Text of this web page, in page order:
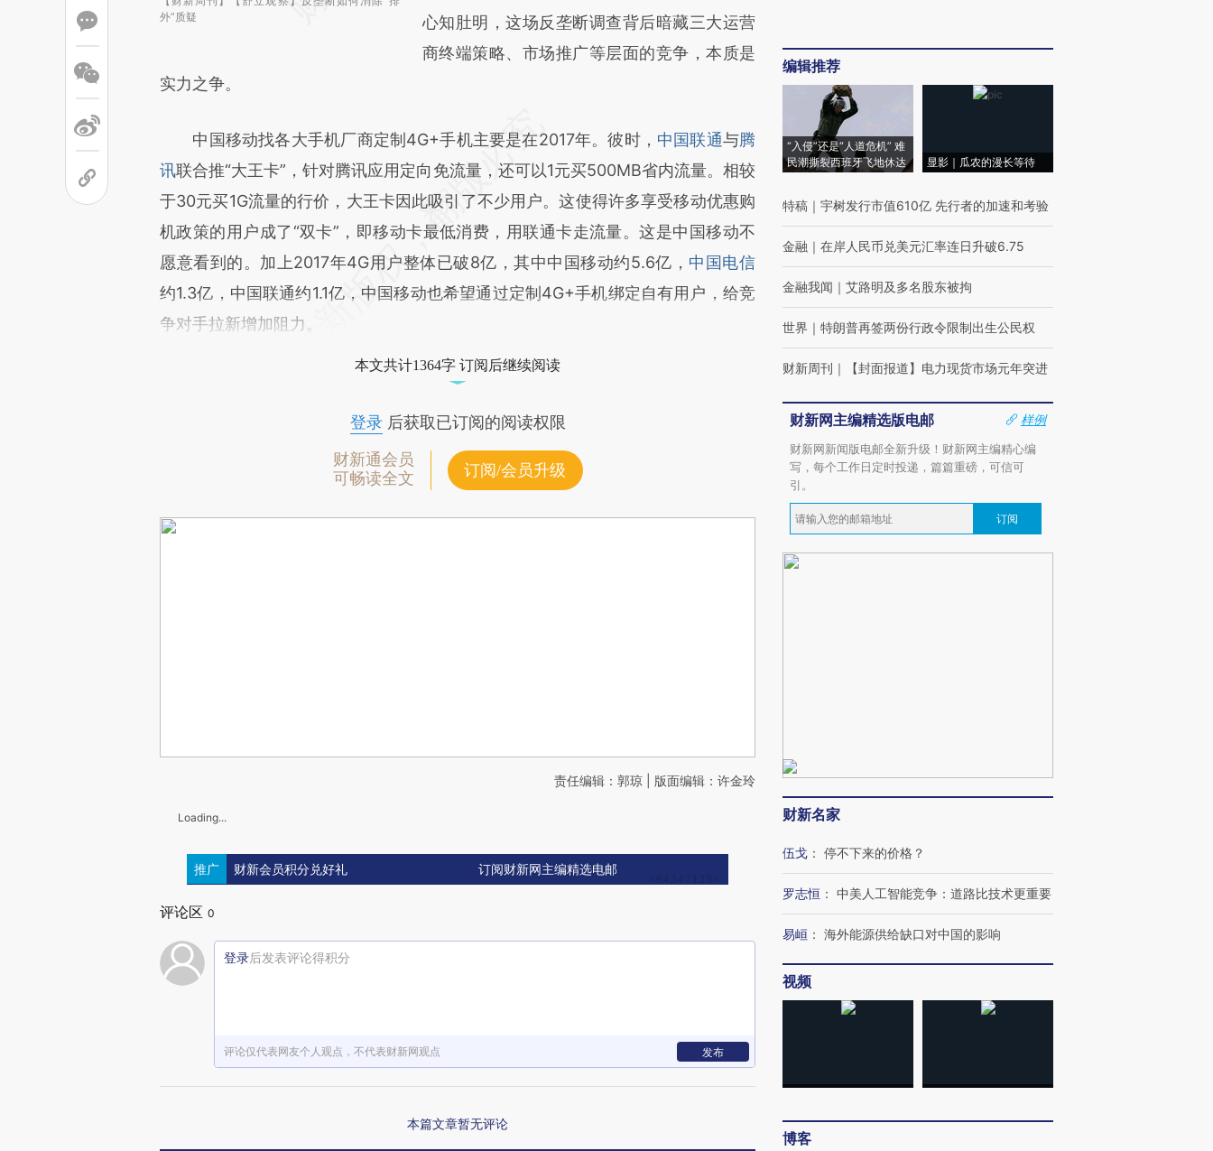
外”质疑
心知肚明，这场反垄断调查背后暗藏三大运营
商终端策略、市场推广等层面的竞争，本质是
实力之争。
中国移动找各大手机厂商定制4G+手机主要是在2017年。彼时， 中国联通与腾
讯联合推“大王卡”，针对腾讯应用定向免流量，还可以1元买500MB省内流量。相较
于30元买1G流量的行价，大王卡因此吸引了不少用户。这使得许多享受移动优惠购
机政策的用户成了“双卡”，即移动卡最低消费，用联通卡走流量。这是中国移动不
愿意看到的。加上2017年4G用户整体已破8亿，其中中国移动约5.6亿， 中国电信
约1.3亿，中国联通约1.1亿，中国移动也希望通过定制4G+手机绑定自有用户，给竞
争对手拉新增加阻力。
本文共计1364字 订阅后继续阅读
登录后获取已订阅的阅读权限
财新通会员
可畅读全文
订阅/会员升级
责任编辑：郭琼 | 版面编辑：许金玲
Loading...
推广 财新会员积分兑好礼 订阅财新网主编精选电邮
评论区 0
登录后发表评论得积分
评论仅代表网友个人观点，不代表财新网观点 发布
本篇文章暂无评论
编辑推荐
“入侵”还是“人道危机” 难
民潮撕裂西班牙飞地休达
显影｜瓜农的漫长等待
特稿 ｜ 宇树发行市值610亿 先行者的加速和考验
金融 ｜ 在岸人民币兑美元汇率连日升破6.75
金融我闻 ｜ 艾路明及多名股东被拘
世界 ｜ 特朗普再签两份行政令限制出生公民权
财新周刊 ｜ 【封面报道】电力现货市场元年突进
财新网主编精选版电邮
样例
财新网新闻版电邮全新升级！财新网主编精心编
写，每个工作日定时投递，篇篇重磅，可信可
引。
订阅
财新名家
伍戈 ： 停不下来的价格？
罗志恒 ： 中美人工智能竞争：道路比技术更重要
易峘 ： 海外能源供给缺口对中国的影响
视频
博客